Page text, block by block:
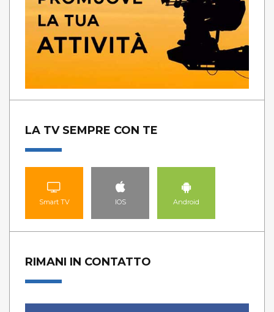
LA TV SEMPRE CON TE
Smart TV IOS Android
RIMANI IN CONTATTO